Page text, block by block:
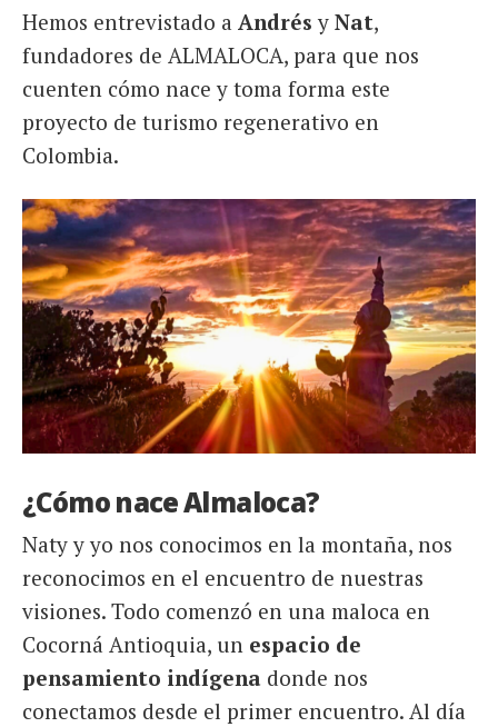
Hemos entrevistado a Andrés y Nat,
fundadores de ALMALOCA, para que nos
cuenten cómo nace y toma forma este
proyecto de turismo regenerativo en
Colombia.
¿Cómo nace Almaloca?
Naty y yo nos conocimos en la montaña, nos
reconocimos en el encuentro de nuestras
visiones. Todo comenzó en una maloca en
Cocorná Antioquia, un espacio de
pensamiento indígena donde nos
conectamos desde el primer encuentro. Al día